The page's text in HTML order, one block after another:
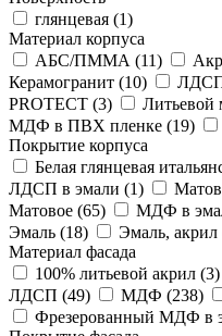
глянцевая (1)
Материал корпуса
АБС/ПММА (11)
Керамогранит (10)
PROTECT (3) Литьевой
МДФ в ПВХ пленке (19)
Покрытие корпуса
Белая глянцевая
ЛДСП в эмали (1)
Матовое (65) МДФ в
Эмаль (18) Эмаль, акрил
Материал фасада
100% литьевой акрил (3)
ЛДСП (49) МДФ (238)
Фрезерованный МДФ в